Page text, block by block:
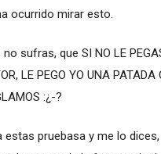
ocurrido mirar esto.
no sufras, que SI NO LE
LE PEGO YO UNA PATADA
:¿-?
estas pruebasa y me lo